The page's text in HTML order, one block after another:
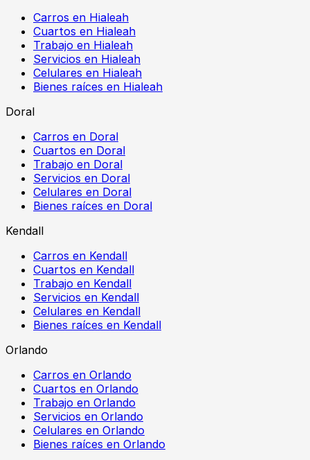
Carros en Hialeah
Cuartos en Hialeah
Trabajo en Hialeah
Servicios en Hialeah
Celulares en Hialeah
Bienes raíces en Hialeah
Doral
Carros en Doral
Cuartos en Doral
Trabajo en Doral
Servicios en Doral
Celulares en Doral
Bienes raíces en Doral
Kendall
Carros en Kendall
Cuartos en Kendall
Trabajo en Kendall
Servicios en Kendall
Celulares en Kendall
Bienes raíces en Kendall
Orlando
Carros en Orlando
Cuartos en Orlando
Trabajo en Orlando
Servicios en Orlando
Celulares en Orlando
Bienes raíces en Orlando